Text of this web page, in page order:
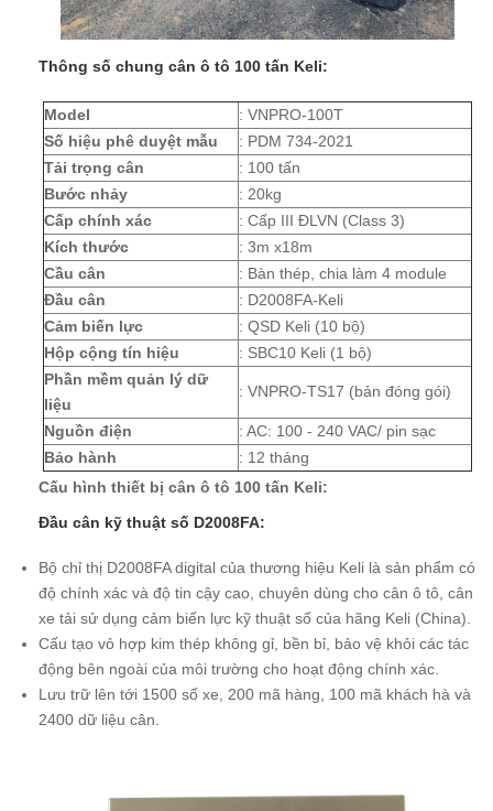
Thông số chung cân ô tô 100 tấn Keli:
Model
: VNPRO-100T
Số hiệu phê duyệt mẫu
: PDM 734-2021
Tải trọng cân
: 100 tấn
Bước nhảy
: 20kg
Cấp chính xác
: Cấp III ĐLVN (Class 3)
Kích thước
: 3m x18m
Cầu cân
: Bàn thép, chia làm 4 module
Đầu cân
: D2008FA-Keli
Cảm biến lực
: QSD Keli (10 bộ)
Hộp cộng tín hiệu
: SBC10 Keli (1 bộ)
Phần mềm quản lý dữ
liệu
: VNPRO-TS17 (bản đóng gói)
Nguồn điện
: AC: 100 - 240 VAC/ pin sạc
Bảo hành
: 12 tháng
Cấu hình thiết bị cân ô tô 100 tấn Keli:
Đầu cân kỹ thuật số D2008FA:
Bộ chỉ thị D2008FA digital của thương hiệu Keli là sản phẩm có
độ chính xác và độ tin cậy cao, chuyên dùng cho cân ô tô, cân
xe tải sử dụng cảm biến lực kỹ thuật số của hãng Keli (China).
Cấu tạo vỏ hợp kim thép không gỉ, bền bỉ, bảo vệ khỏi các tác
động bên ngoài của môi trường cho hoạt động chính xác.
Lưu trữ lên tới 1500 số xe, 200 mã hàng, 100 mã khách hà và
2400 dữ liệu cân.